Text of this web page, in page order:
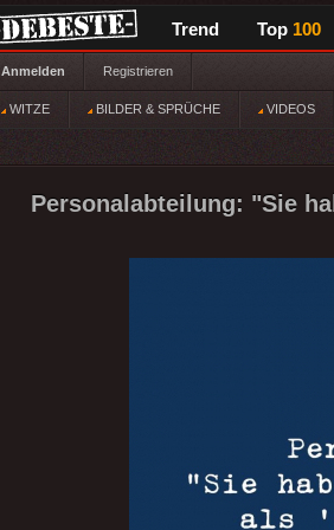
Trend Top 100
Anmelden Registrieren
WITZE BILDER & SPRÜCHE VIDEOS
Personalabteilung: "Sie